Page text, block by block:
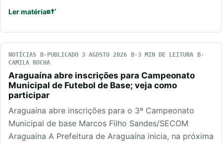
Ler matéria
NOTÍCIAS PUBLICADO 3 AGOSTO 2026
3 MIN DE LEITURA
CAMILA ROCHA
Araguaína abre inscrições para Campeonato
Municipal de Futebol de Base; veja como
participar
Araguaína abre inscrições para o 3º Campeonato
Municipal de base Marcos Filho Sandes/SECOM
Araguaína A Prefeitura de Araguaína inicia, na próxima